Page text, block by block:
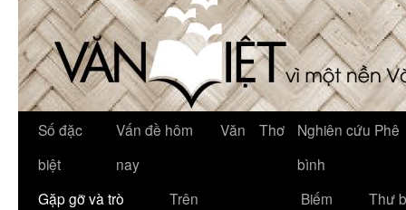
Số đặc
biệt
Vấn đề hôm
nay
Văn Thơ
Nghiên cứu Phê
bình
Gặp gỡ và trò
Trên
Biếm
Thư